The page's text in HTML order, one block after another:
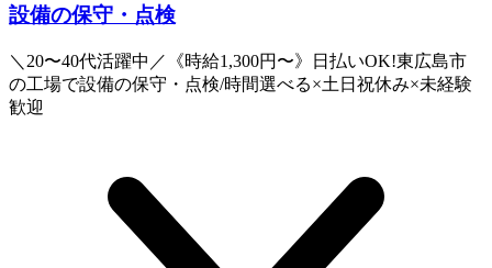
設備の保守・点検
＼20〜40代活躍中／《時給1,300円〜》日払いOK!東広島市
の工場で設備の保守・点検/時間選べる×土日祝休み×未経験
歓迎